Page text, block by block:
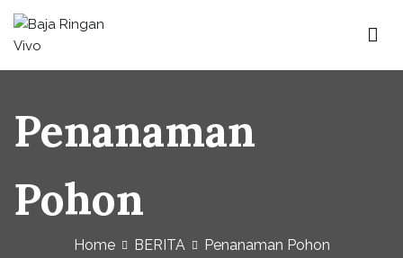
Baja Ringan Vivo
Website Baja Ringan Vivo
Penanaman
Pohon
Home BERITA Penanaman Pohon